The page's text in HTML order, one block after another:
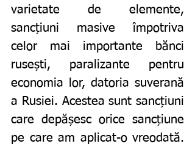
varietate de elemente,
sancțiuni masive împotriva
celor mai importante bănci
rusești, paralizante pentru
economia lor, datoria suverană
a Rusiei. Acestea sunt sancțiuni
care depășesc orice sancțiune
pe care am aplicat-o vreodată.